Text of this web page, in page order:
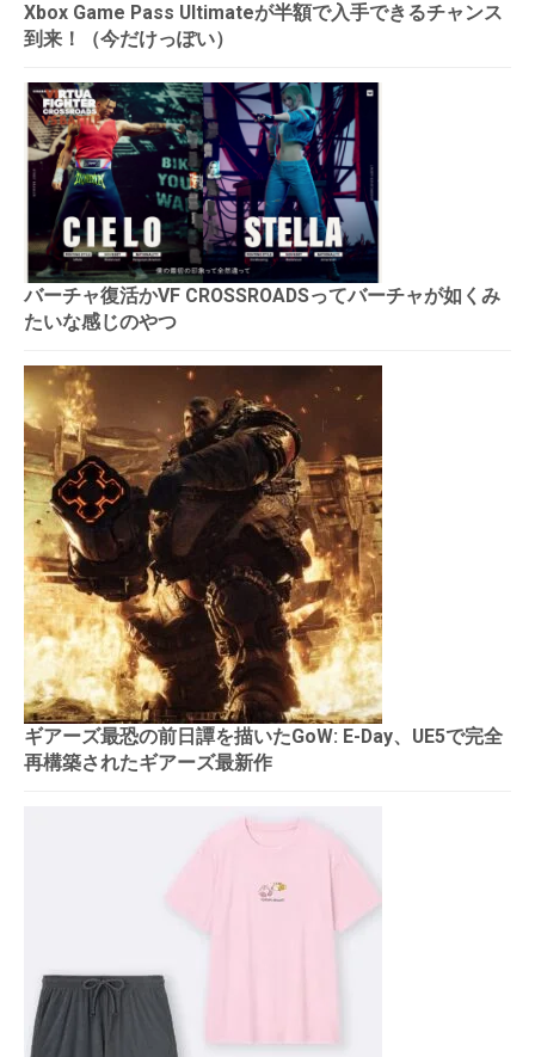
Xbox Game Pass Ultimateが半額で入手できるチャンス
到来！（今だけっぽい）
バーチャ復活かVF CROSSROADSってバーチャが如くみ
たいな感じのやつ
ギアーズ最恐の前日譚を描いたGoW: E-Day、UE5で完全
再構築されたギアーズ最新作